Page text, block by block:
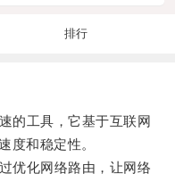
排行
工具，它基于互联网
度和稳定性。
化网络路由，让网络